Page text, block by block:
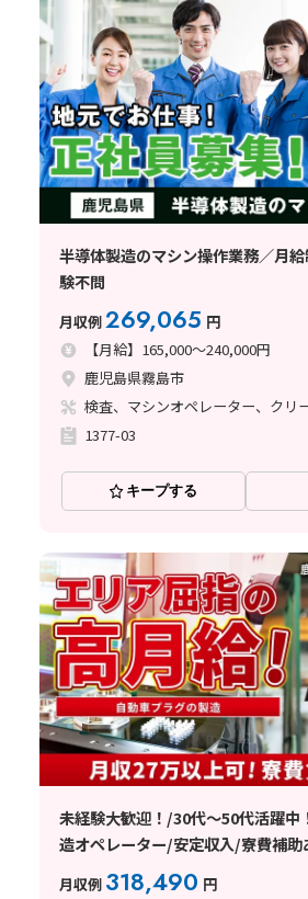
半導体製造のマシン操作業務／月
験不問
月収例269,065 円
【月給】165,000～240,000円
鹿児島県霧島市
1377-03
キープする
未経験大歓迎！/30代～50代活躍中
造オペレーター/安定収入/寮費補助
月収例 318,490 円